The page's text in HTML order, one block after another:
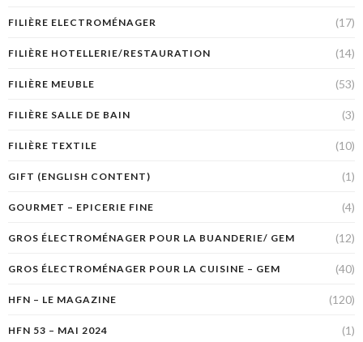
FILIÈRE ELECTROMÉNAGER (17)
FILIÈRE HOTELLERIE/RESTAURATION (14)
FILIÈRE MEUBLE (53)
FILIÈRE SALLE DE BAIN (3)
FILIÈRE TEXTILE (10)
GIFT (ENGLISH CONTENT) (1)
GOURMET – EPICERIE FINE (4)
GROS ÉLECTROMÉNAGER POUR LA BUANDERIE/ GEM (12)
GROS ÉLECTROMÉNAGER POUR LA CUISINE – GEM (40)
HFN – LE MAGAZINE (120)
HFN 53 – MAI 2024 (1)